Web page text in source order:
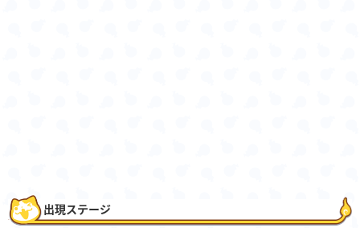
出現ステージ